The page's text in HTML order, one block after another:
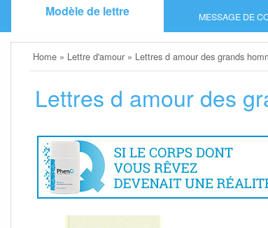
Modèle de lettre MESSAGE DE
Home » Lettre d'amour » Lettres d amour des grands
Lettres d amour des